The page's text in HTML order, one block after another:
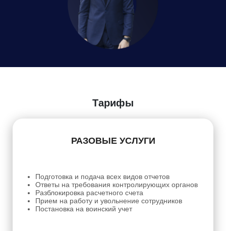
Тарифы
РАЗОВЫЕ УСЛУГИ
Подготовка и подача всех видов отчетов
Ответы на требования контролирующих органов
Разблокировка расчетного счета
Прием на работу и увольнение сотрудников
Постановка на воинский учет
Согласие на обработку персональных данных